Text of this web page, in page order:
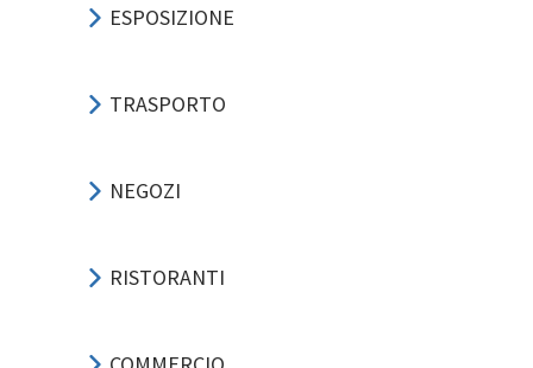
ESPOSIZIONE
TRASPORTO
NEGOZI
RISTORANTI